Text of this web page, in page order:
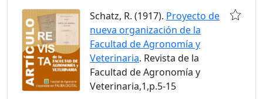
Schatz, R. (1917). Proyecto de
nueva organización de la
Facultad de Agronomía y
Veterinaria. Revista de la
Facultad de Agronomía y
Veterinaria,1,p.5-15